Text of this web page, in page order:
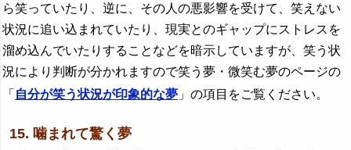
ら笑っていたり、逆に、その人の悪影響を受けて、笑えない
状況に追い込まれていたり、現実とのギャップにストレスを
溜め込んでいたりすることなどを暗示していますが、笑う状
況により判断が分かれますので笑う夢・微笑む夢のページの
「 自分が笑う状況が印象的な夢 」の項目をご覧ください。
15. 噛まれて驚く夢